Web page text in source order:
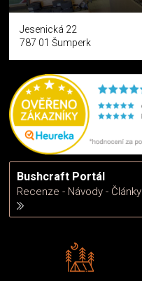
Jesenická 22
787 01 Šumperk
Bushcraft Portál
Recenze - Návody - Články